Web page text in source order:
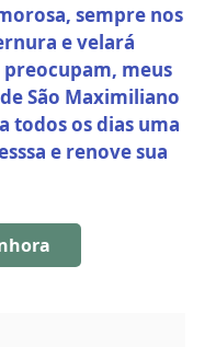
sempre nos
e velará
preocupam, meus
São Maximiliano
todos os dias uma
e renove sua